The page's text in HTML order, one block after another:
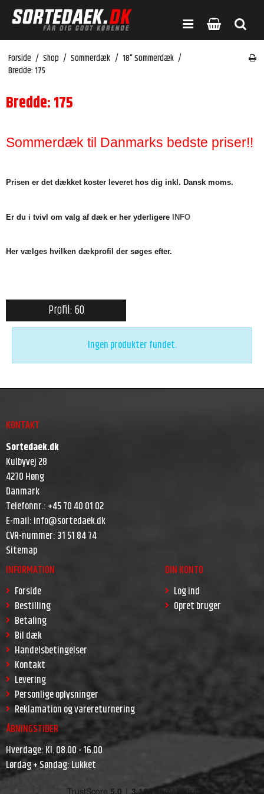
Forside / Shop / Sommerdæk / 18" Sommerdæk /
Bredde: 175
Bredde: 175
Sommerdæk til Danmarks bedste priser!!
Prisen er det dækket koster leveret hos dig inkl. Dansk moms.
Er du i tvivl om valg af dæk er her yderligere INFO
Her vælges hvilken dækprofil der søges efter.
Profil: 60
Ingen produkter fundet.
KONTAKT
Sortedaek.dk
Kulbyvej 28
4270 Høng
Danmark
Telefonnr.:+45 70 40 01 02
E-mail:info@sortedaek.dk
CVR-nummer:31 51 84 74
Sitemap
INFORMATION
Forside
Bestilling
Betaling
Bil dæk
Handelsbetingelser
Kontakt
Levering
Personlige oplysninger
Reklamation og varereturnering
DIN KONTO
Log ind
Opret bruger
ÅBNINGSTIDER
Hverdage: Kl. 08.00 - 16.00
Lørdag + Søndag: Lukket